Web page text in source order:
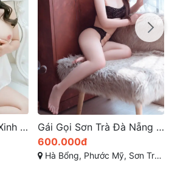
Ngũ Hành Sơn – Gái Xinh Đà Nẵng, Dễ Thương, Phong Cách Cuốn Hút
Gái Gọi Sơn Trà Đà Nẵng – Dịch Vụ Cao Cấp Không Thể Bỏ Qua
600.000đ
Hà Bổng, Phước Mỹ, Sơn Trà, Đà Nẵng